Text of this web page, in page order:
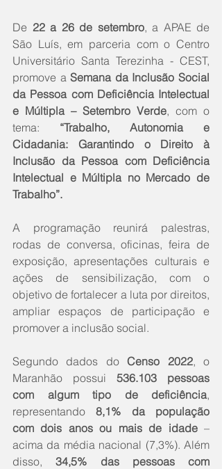
De 22 a 26 de setembro, a APAE de
São Luís, em parceria com o Centro
Universitário Santa Terezinha - CEST,
promove a Semana da Inclusão Social
da Pessoa com Deficiência Intelectual
e Múltipla – Setembro Verde, com o
tema: “Trabalho, Autonomia e
Cidadania: Garantindo o Direito à
Inclusão da Pessoa com Deficiência
Intelectual e Múltipla no Mercado de
Trabalho”.
A programação reunirá palestras,
rodas de conversa, oficinas, feira de
exposição, apresentações culturais e
ações de sensibilização, com o
objetivo de fortalecer a luta por direitos,
ampliar espaços de participação e
promover a inclusão social.
Segundo dados do Censo 2022, o
Maranhão possui 536.103 pessoas
com algum tipo de deficiência,
representando 8,1% da população
com dois anos ou mais de idade –
acima da média nacional (7,3%). Além
disso, 34,5% das pessoas com